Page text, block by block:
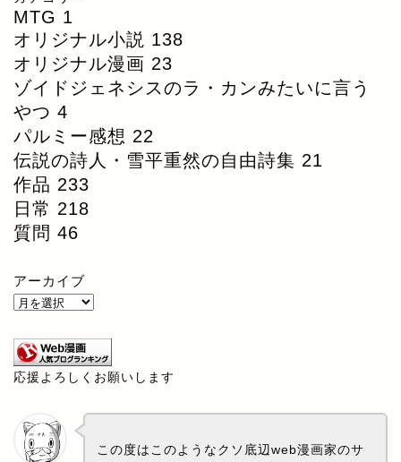
MTG 1
オリジナル小説 138
オリジナル漫画 23
ゾイドジェネシスのラ・カンみたいに言う
やつ 4
パルミー感想 22
伝説の詩人・雪平重然の自由詩集 21
作品 233
日常 218
質問 46
アーカイブ
応援よろしくお願いします
この度はこのようなクソ底辺web漫画家のサ